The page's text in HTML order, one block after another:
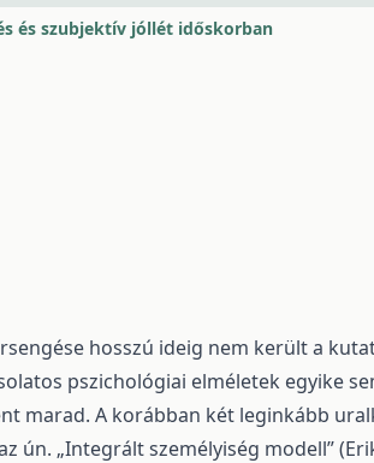
és szubjektív jóllét időskorban
hosszú ideig nem került a
pszichológiai elméletek egyike
marad. A korábban két leginkább
ún. „Integrált személyiség modell”